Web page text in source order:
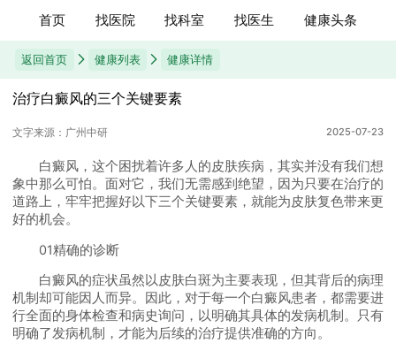
首页 找医院 找科室 找医生 健康头条
返回首页 健康列表 健康详情
治疗白癜风的三个关键要素
文字来源：广州中研 2025-07-23
白癜风，这个困扰着许多人的皮肤疾病，其实并没有我们想
象中那么可怕。面对它，我们无需感到绝望，因为只要在治疗的
道路上，牢牢把握好以下三个关键要素，就能为皮肤复色带来更
好的机会。
01精确的诊断
白癜风的症状虽然以皮肤白斑为主要表现，但其背后的病理
机制却可能因人而异。因此，对于每一个白癜风患者，都需要进
行全面的身体检查和病史询问，以明确其具体的发病机制。只有
明确了发病机制，才能为后续的治疗提供准确的方向。